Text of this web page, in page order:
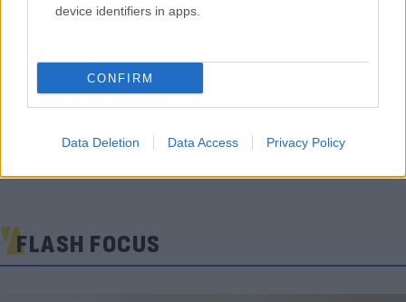
device identifiers in apps.
CONFIRM
Data Deletion Data Access Privacy Policy
FLASH FOCUS